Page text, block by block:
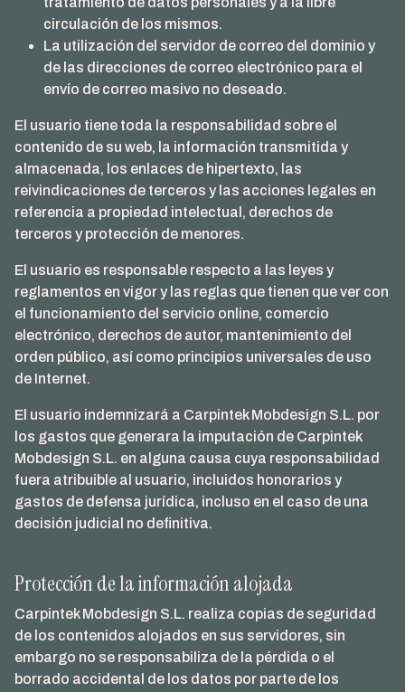
circulación de los mismos.
La utilización del servidor de correo del dominio y
de las direcciones de correo electrónico para el
envío de correo masivo no deseado.
El usuario tiene toda la responsabilidad sobre el
contenido de su web, la información transmitida y
almacenada, los enlaces de hipertexto, las
reivindicaciones de terceros y las acciones legales en
referencia a propiedad intelectual, derechos de
terceros y protección de menores.
El usuario es responsable respecto a las leyes y
reglamentos en vigor y las reglas que tienen que ver con
el funcionamiento del servicio online, comercio
electrónico, derechos de autor, mantenimiento del
orden público, así como principios universales de uso
de Internet.
El usuario indemnizará a Carpintek Mobdesign S.L. por
los gastos que generara la imputación de Carpintek
Mobdesign S.L. en alguna causa cuya responsabilidad
fuera atribuible al usuario, incluidos honorarios y
gastos de defensa jurídica, incluso en el caso de una
decisión judicial no definitiva.
Protección de la información alojada
Carpintek Mobdesign S.L. realiza copias de seguridad
de los contenidos alojados en sus servidores, sin
embargo no se responsabiliza de la pérdida o el
borrado accidental de los datos por parte de los